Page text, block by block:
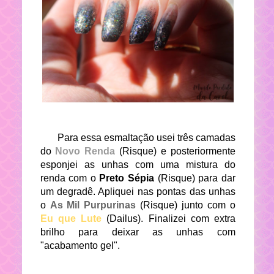
Para essa esmaltação usei três camadas
do Novo Renda (Risque) e posteriormente
esponjei as unhas com uma mistura do
renda com o Preto Sépia (Risque) para dar
um degradê. Apliquei nas pontas das unhas
o As Mil Purpurinas (Risque) junto com o
Eu que Lute (Dailus). Finalizei com extra
brilho para deixar as unhas com
"acabamento gel".